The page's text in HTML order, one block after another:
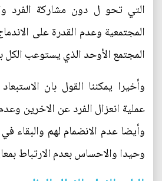
التي تحو ل دون مشاركة الفرد
المجتمعية وعدم القدرة على
المجتمع الأوحد الذي يستوعب الكل
وأخيرا يمكننا القول بان
عملية انعزال الفرد عن الاخرين
وأيضا عدم الانضمام لهم والبقاء
وحيدا والاحساس بعدم الارتباط